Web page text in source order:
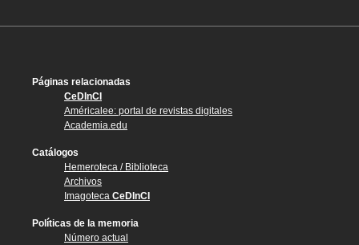
Páginas relacionadas
CeDInCI
Américalee: portal de revistas digitales
Academia.edu
Catálogos
Hemeroteca / Biblioteca
Archivos
Imagoteca CeDInCI
Políticas de la memoria
Número actual